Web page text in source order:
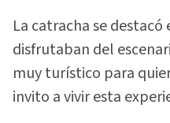
La catracha se
disfrutaban del
muy turístico para
invito a vivir esta